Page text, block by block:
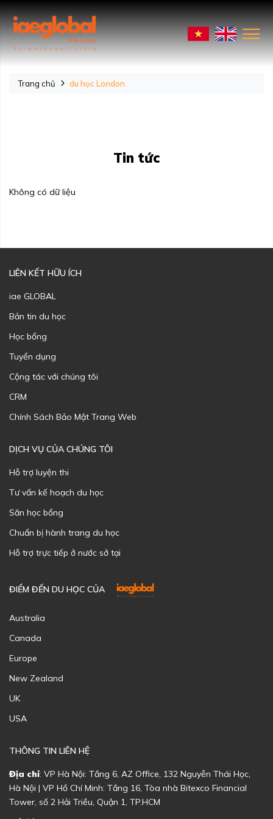
Trang chủ du học London
Tin tức
Không có dữ liệu
LIÊN KẾT HỮU ÍCH
iae GLOBAL
Bản tin du học
Học bổng
Tuyển dụng
Cộng tác với chúng tôi
CRM
Chính Sách Bảo Mật Trang Web
DỊCH VỤ CỦA CHÚNG TÔI
Hỗ trợ luyện thi
Tư vấn kế hoạch du học
Săn học bổng
Chuẩn bị hành trang du học
Hỗ trợ trực tiếp ở nước sở tại
ĐIỂM ĐẾN DU HỌC CỦA
Australia
Canada
Europe
New Zealand
UK
USA
THÔNG TIN LIÊN HỆ
Địa chỉ: VP Hà Nội: Tầng 6, AZ Office, 132 Nguyễn Thái Học,
Hà Nội | VP Hồ Chí Minh: Tầng 16, Tòa nhà Bitexco Financial
Tower, số 2 Hải Triều, Quận 1, TP.HCM